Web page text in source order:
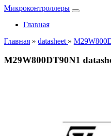
Микроконтроллеры
Главная
Главная » datasheet »
M29W800DT90N1